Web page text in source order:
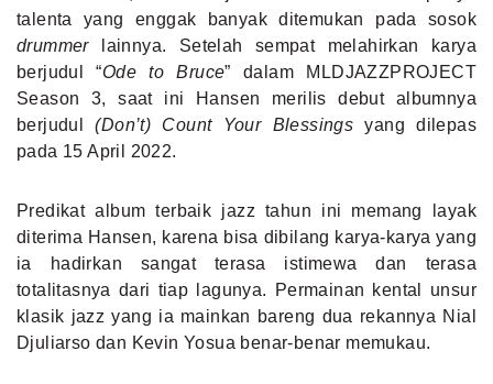
talenta yang enggak banyak ditemukan pada sosok
drummer
lainnya. Setelah sempat melahirkan karya
berjudul “Ode to Bruce” dalam MLDJAZZPROJECT
Season 3, saat ini Hansen merilis debut albumnya
berjudul(Don’t) Count Your Blessings yang dilepas
pada 15 April 2022.
Predikat album terbaik jazz tahun ini memang layak
diterima Hansen, karena bisa dibilang karya-karya yang
ia hadirkan sangat terasa istimewa dan terasa
totalitasnya dari tiap lagunya. Permainan kental unsur
klasik jazz yang ia mainkan bareng dua rekannya Nial
Djuliarso dan Kevin Yosua benar-benar memukau.